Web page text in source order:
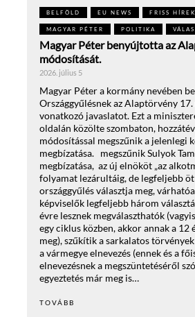
BELFÖLD EU NEWS FRISS HÍREK
MAGYAR PÉTER POLITIKA
Magyar Péter benyújtotta az
módosítását.
2026. július 5
Magyar Péter a kormány nevében
Országgyűlésnek az Alaptörvény
vonatkozó javaslatot. Ezt a
oldalán közölte szombaton,
módosítással megszűnik a jelenlegi
megbízatása. megszűnik Sulyok
megbízatása, az új elnököt „az
folyamat lezárultáig, de legfeljebb
országgyűlés választja meg,
képviselők legfeljebb három
évre lesznek megválaszthatók
egy ciklus közben, akkor annak a 12
meg), szűkítik a sarkalatos
a vármegye elnevezés (ennek és a
elnevezésnek a megszüntetéséről
egyeztetés már meg is…
TOVÁBB